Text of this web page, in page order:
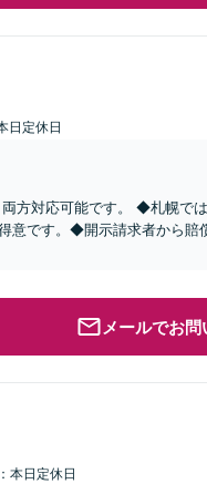
日定休日
方対応可能です。 ◆札幌で
意です。◆開示請求者から賠
メールでお
本日定休日